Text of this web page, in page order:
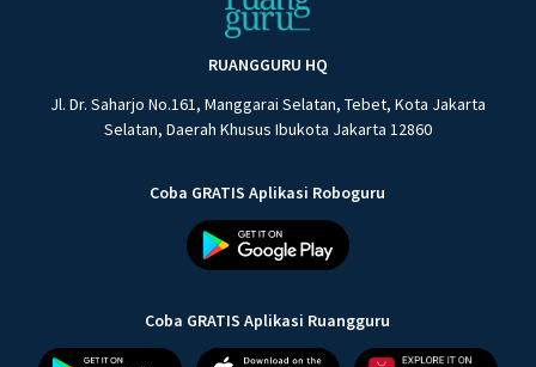
RUANGGURU HQ
Jl. Dr. Saharjo No.161, Manggarai Selatan, Tebet, Kota Jakarta
Selatan, Daerah Khusus Ibukota Jakarta 12860
Coba GRATIS Aplikasi Roboguru
Coba GRATIS Aplikasi Ruangguru